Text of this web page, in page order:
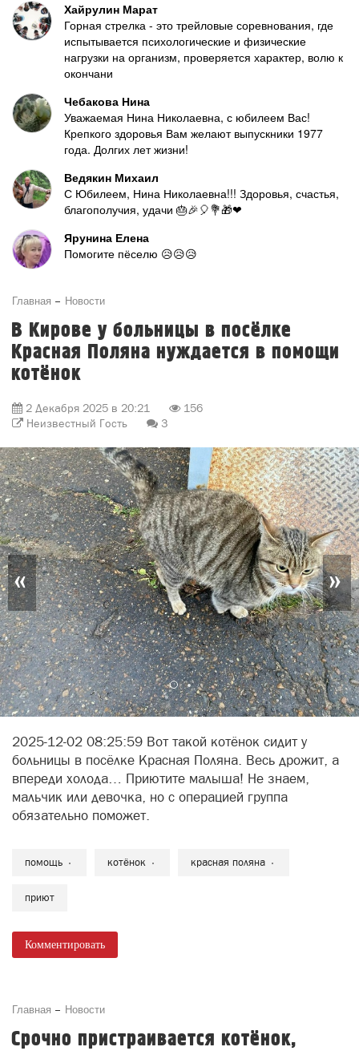
Хайрулин Марат
Горная стрелка - это трейловые соревнования, где
испытывается психологические и физические
нагрузки на организм, проверяется характер, волю к
окончани
Чебакова Нина
Уважаемая Нина Николаевна, с юбилеем Вас!
Крепкого здоровья Вам желают выпускники 1977
года. Долгих лет жизни!
Ведякин Михаил
С Юбилеем, Нина Николаевна!!! Здоровья, счастья,
благополучия, удачи 🎂🎉🎈💐🎁❤
Ярунина Елена
Помогите пёселю 😥😥😥
Главная Новости
В Кирове у больницы в посёлке
Красная Поляна нуждается в помощи
котёнок
2 Декабря 2025 в 20:21
156
Неизвестный Гость
3
« »
2025-12-02 08:25:59 Вот такой котёнок сидит у
больницы в посёлке Красная Поляна. Весь дрожит, а
впереди холода… Приютите малыша! Не знаем,
мальчик или девочка, но с операцией группа
обязательно поможет.
помощь котёнок красная поляна
приют
Комментировать
Главная Новости
Срочно пристраивается котёнок,